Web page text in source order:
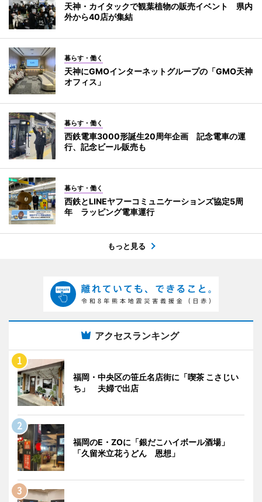
天神・カイタックで観葉植物の販売イベント 県内
外から40店が集結
暮らす・働く
天神にGMOインターネットグループの「GMO天神
オフィス」
暮らす・働く
西鉄電車3000形誕生20周年企画 記念電車の運
行、記念ビール販売も
暮らす・働く
西鉄とLINEヤフーコミュニケーションズ協定5周
年 ラッピング電車運行
もっと見る
アクセスランキング
福岡・中央区の笹丘名店街に「喫茶 こさじい
ち」 夫婦で出店
福岡のE・ZOに「銀だこハイボール酒場」
「久留米立花うどん 恩想」